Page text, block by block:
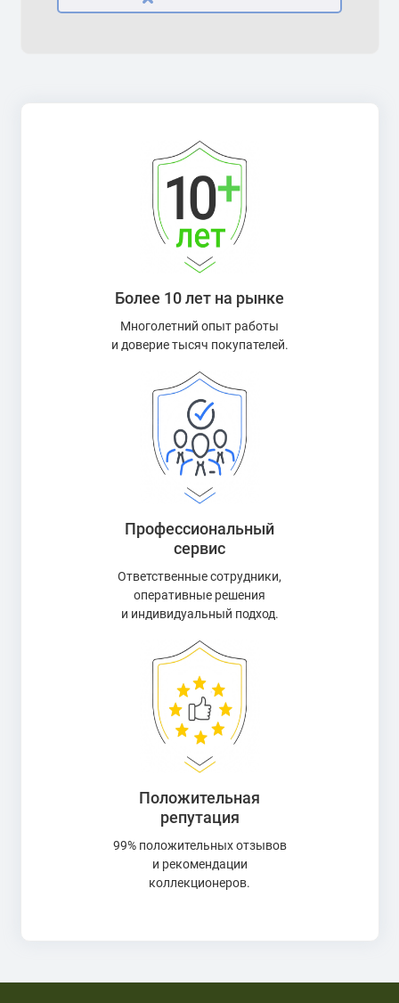
Более 10 лет на рынке
Многолетний опыт работы
и доверие тысяч покупателей.
Профессиональный
сервис
Ответственные сотрудники,
оперативные решения
и индивидуальный подход.
Положительная
репутация
99% положительных отзывов
и рекомендации
коллекционеров.